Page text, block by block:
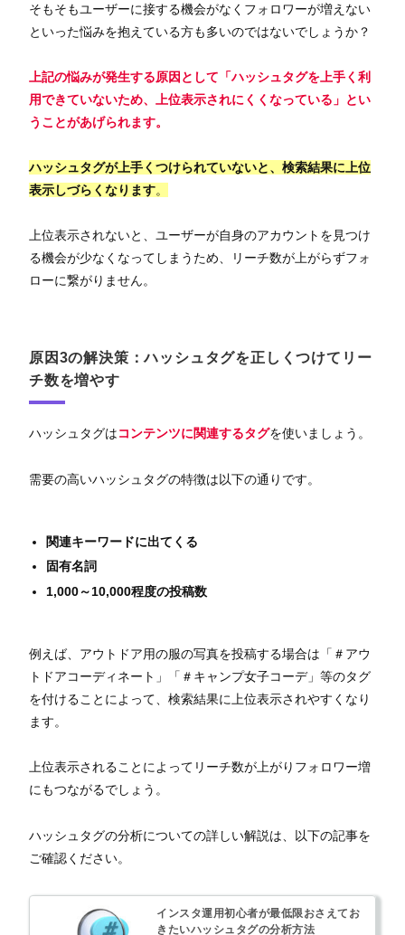
そもそもユーザーに接する機会がなくフォロワーが増えない
といった悩みを抱えている方も多いのではないでしょうか？
上記の悩みが発生する原因として 「ハッシュタグを上手く利
用できていないため、上位表示されにくくなっている」 とい
うことがあげられます。
ハッシュタグが上手くつけられていないと、検索結果に上位
表示しづらくなります。
上位表示されないと、ユーザーが自身のアカウントを見つけ
る機会が少なくなってしまうため、リーチ数が上がらずフォ
ローに繋がりません。
原因3の解決策：ハッシュタグを正しくつけてリー
チ数を増やす
ハッシュタグはコンテンツに関連するタグを使いましょう。
需要の高いハッシュタグの特徴は以下の通りです。
関連キーワードに出てくる
固有名詞
1,000～10,000程度の投稿数
例えば、アウトドア用の服の写真を投稿する場合は「＃アウ
トドアコーディネート」「＃キャンプ女子コーデ」等のタグ
を付けることによって、検索結果に上位表示されやすくなり
ます。
上位表示されることによってリーチ数が上がりフォロワー増
にもつながるでしょう。
ハッシュタグの分析についての詳しい解説は、以下の記事を
ご確認ください。
インスタ運用初心者が最低限おさえてお
きたいハッシュタグの分析方法